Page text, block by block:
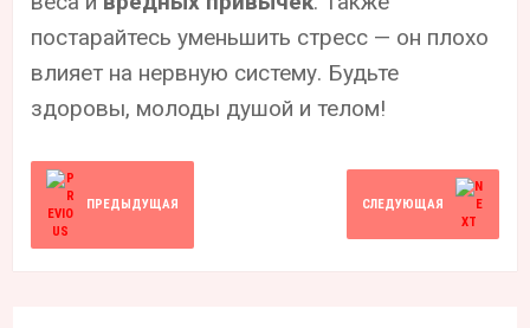
постарайтесь уменьшить стресс — он плохо
влияет на нервную систему. Будьте
здоровы, молоды душой и телом!
ПРЕДЫДУЩАЯ СЛЕДУЮЩАЯ